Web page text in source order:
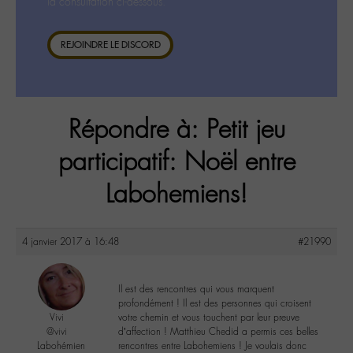
REJOINDRE LE DISCORD
Répondre à: Petit jeu
participatif: Noël entre
Labohemiens!
4 janvier 2017 à 16:48 #21990
Vivi
@vivi
Labohémien
Il est des rencontres qui vous marquent
profondément ! Il est des personnes qui croisent
votre chemin et vous touchent par leur preuve
d’affection ! Matthieu Chedid a permis ces belles
rencontres entre Labohemiens ! Je voulais donc